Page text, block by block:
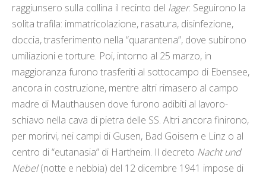
raggiunsero sulla collina il recinto del lager. Seguirono la
solita trafila: immatricolazione, rasatura, disinfezione,
doccia, trasferimento nella “quarantena”, dove subirono
umiliazioni e torture. Poi, intorno al 25 marzo, in
maggioranza furono trasferiti al sottocampo di Ebensee,
ancora in costruzione, mentre altri rimasero al campo
madre di Mauthausen dove furono adibiti al lavoro-
schiavo nella cava di pietra delle SS. Altri ancora finirono,
per morirvi, nei campi di Gusen, Bad Goisern e Linz o al
centro di “eutanasia” di Hartheim. Il decreto Nacht und
Nebel(notte e nebbia) del 12 dicembre 1941 impose di